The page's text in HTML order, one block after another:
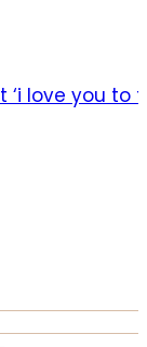
love you to